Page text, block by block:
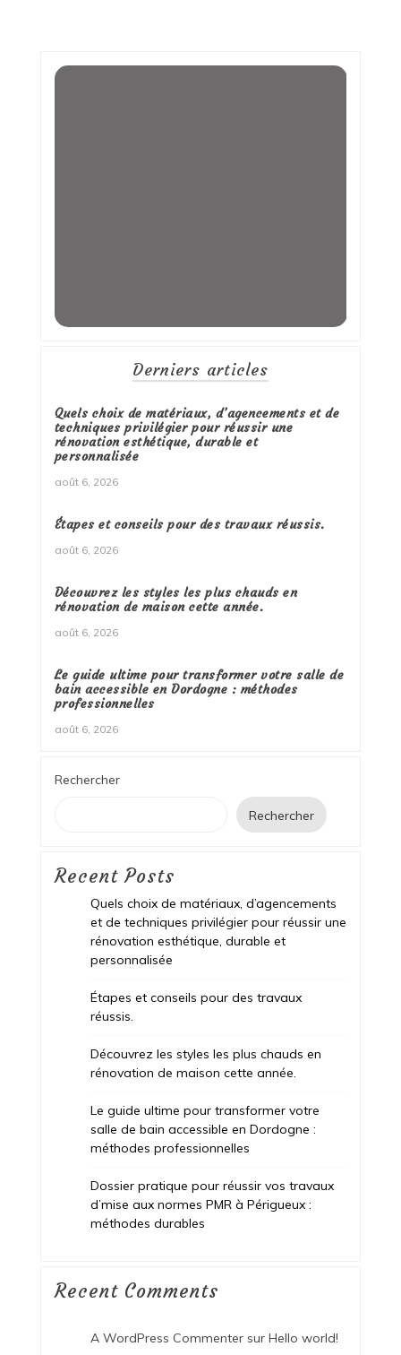
Derniers articles
Quels choix de matériaux, d’agencements et de
techniques privilégier pour réussir une
rénovation esthétique, durable et
personnalisée
août 6, 2026
Étapes et conseils pour des travaux réussis.
août 6, 2026
Découvrez les styles les plus chauds en
rénovation de maison cette année.
août 6, 2026
Le guide ultime pour transformer votre salle de
bain accessible en Dordogne : méthodes
professionnelles
août 6, 2026
Rechercher
Rechercher
Recent Posts
Quels choix de matériaux, d’agencements
et de techniques privilégier pour réussir une
rénovation esthétique, durable et
personnalisée
Étapes et conseils pour des travaux
réussis.
Découvrez les styles les plus chauds en
rénovation de maison cette année.
Le guide ultime pour transformer votre
salle de bain accessible en Dordogne :
méthodes professionnelles
Dossier pratique pour réussir vos travaux
d’mise aux normes PMR à Périgueux :
méthodes durables
Recent Comments
A WordPress Commentersur Hello world!